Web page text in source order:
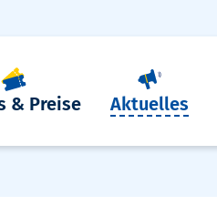
& Preise Aktuelles